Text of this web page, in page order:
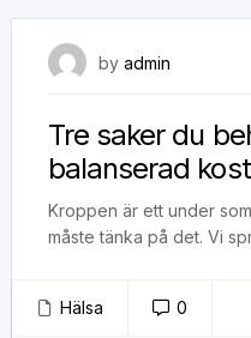
by admin
Tre saker du
balanserad kost
Kroppen är ett under
måste tänka på det. Vi
Hälsa 0